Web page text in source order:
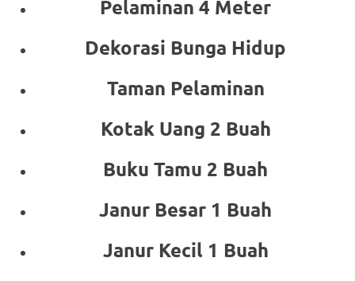
Pelaminan 4 Meter
Dekorasi Bunga Hidup
Taman Pelaminan
Kotak Uang 2 Buah
Buku Tamu 2 Buah
Janur Besar 1 Buah
Janur Kecil 1 Buah